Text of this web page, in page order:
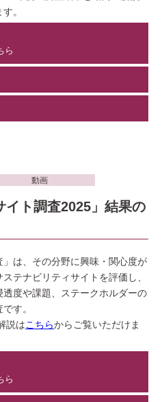
。
ら
動画
イト調査2025」結果の
」は、その分野に興味・関心度が
テナビリティサイトを評価し、
度や課題、ステークホルダーの
す。
説はこちらからご覧いただけま
ら